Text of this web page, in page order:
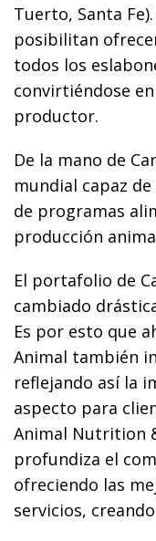
Tuerto, Santa
posibilitan
todos los
convirtiéndose
productor.
De la mano de
mundial capaz
de programas
producción
El portafolio de
cambiado
Es por esto que
Animal también
reflejando así la
aspecto para
Animal Nutrition
profundiza el
ofreciendo las
servicios,